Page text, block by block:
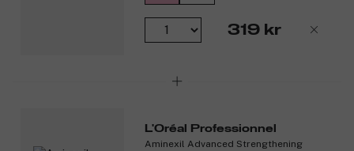
319 kr
L'Oréal Professionnel
Aminexil Advanced Strengthening